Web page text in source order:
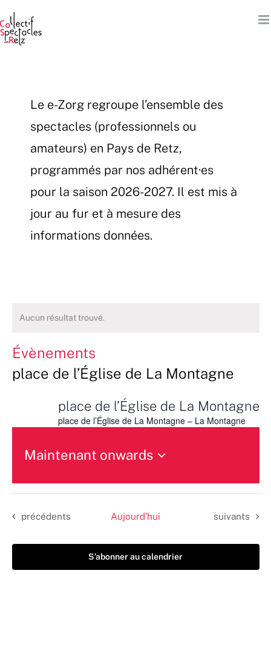
au
contenu
Le e-Zorg regroupe l’ensemble des
spectacles (professionnels ou
amateurs) en Pays de Retz,
programmés par nos adhérent·es
pour la saison 2026-2027. Il est mis à
jour au fur et à mesure des
informations données.
Aucun résultat trouvé.
Évènements
place de l’Église de La Montagne
place de l’Église de La Montagne
place de l’Église de La Montagne – La Montagne
Maintenant onwards
une
date.
Évènements
précédents Aujourd’hui Évènements
suivants
S’abonner au calendrier